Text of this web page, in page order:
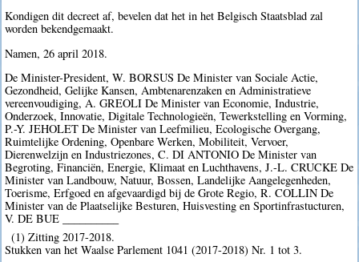
Kondigen dit decreet af, bevelen dat het in het Belgisch Staatsblad zal
worden bekendgemaakt.
Namen, 26 april 2018.
De Minister-President, W. BORSUS De Minister van Sociale Actie,
Gezondheid, Gelijke Kansen, Ambtenarenzaken en Administratieve
vereenvoudiging, A. GREOLI De Minister van Economie, Industrie,
Onderzoek, Innovatie, Digitale Technologieën, Tewerkstelling en Vorming,
P.-Y. JEHOLET De Minister van Leefmilieu, Ecologische Overgang,
Ruimtelijke Ordening, Openbare Werken, Mobiliteit, Vervoer,
Dierenwelzijn en Industriezones, C. DI ANTONIO De Minister van
Begroting, Financiën, Energie, Klimaat en Luchthavens, J.-L. CRUCKE De
Minister van Landbouw, Natuur, Bossen, Landelijke Aangelegenheden,
Toerisme, Erfgoed en afgevaardigd bij de Grote Regio, R. COLLIN De
Minister van de Plaatselijke Besturen, Huisvesting en Sportinfrastucturen,
V. DE BUE __________
(1) Zitting 2017-2018.
Stukken van het Waalse Parlement 1041 (2017-2018) Nr. 1 tot 3.